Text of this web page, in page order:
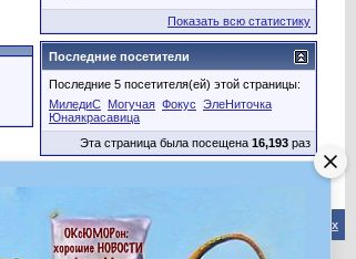
Показать всю статистику
Последние посетители
Последние 5 посетителя(ей) этой страницы:
МиледиС Могучая Фокус ЭлеНиточка
Юнаякрасавица
Эта страница была посещена 16,193 раз
Обратная связь-Форум Волшебников Вверх